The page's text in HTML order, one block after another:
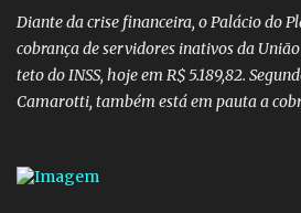
Diante da crise financeira, o Palácio do
cobrança de servidores inativos da
teto do INSS, hoje em R$ 5.189,82.
Camarotti, também está em pauta a
aumentar o percentual de recolhimento